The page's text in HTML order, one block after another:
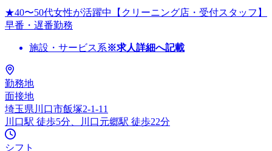
★40〜50代女性が活躍中【クリーニング店・受付スタッフ】
早番・遅番勤務
施設・サービス系※求人詳細へ記載
勤務地
面接地
埼玉県川口市飯塚2-1-11
川口駅 徒歩5分、川口元郷駅 徒歩22分
シフト